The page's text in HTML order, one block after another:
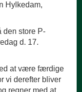
store P-
d. 17.
være færdige
vi derefter bliver